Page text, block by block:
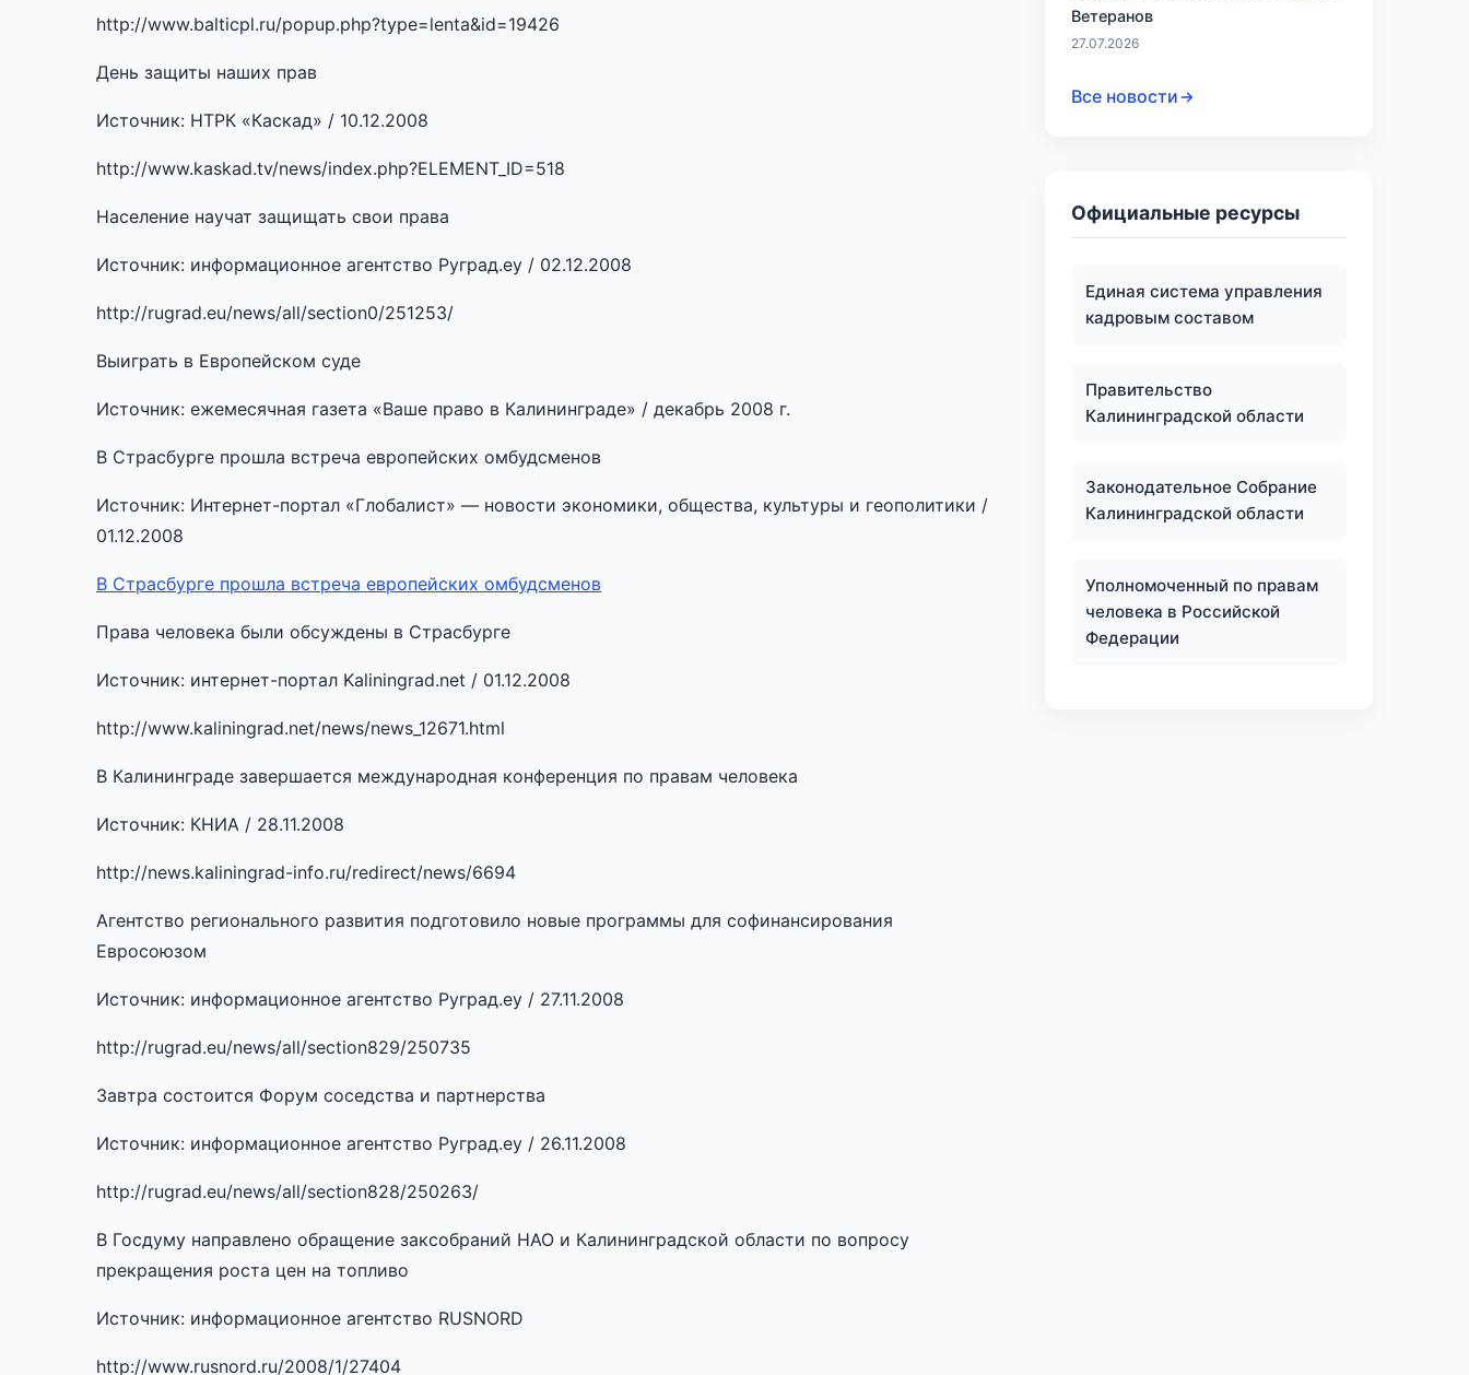
http://www.balticpl.ru/popup.php?type=lenta&id=19426
День защиты наших прав
Источник: НТРК «Каскад» / 10.12.2008
http://www.kaskad.tv/news/index.php?ELEMENT_ID=518
Население научат защищать свои права
Источник: информационное агентство Руград.еу / 02.12.2008
http://rugrad.eu/news/all/section0/251253/
Выиграть в Европейском суде
Источник: ежемесячная газета «Ваше право в Калининграде» / декабрь 2008 г.
В Страсбурге прошла встреча европейских омбудсменов
Источник: Интернет-портал «Глобалист» — новости экономики, общества, культуры и геополитики /
01.12.2008
В Страсбурге прошла встреча европейских омбудсменов
Права человека были обсуждены в Страсбурге
Источник: интернет-портал Kaliningrad.net / 01.12.2008
http://www.kaliningrad.net/news/news_12671.html
В Калининграде завершается международная конференция по правам человека
Источник: КНИА / 28.11.2008
http://news.kaliningrad-info.ru/redirect/news/6694
Агентство регионального развития подготовило новые программы для софинансирования
Евросоюзом
Источник: информационное агентство Руград.еу / 27.11.2008
http://rugrad.eu/news/all/section829/250735
Завтра состоится Форум соседства и партнерства
Источник: информационное агентство Руград.еу / 26.11.2008
http://rugrad.eu/news/all/section828/250263/
В Госдуму направлено обращение заксобраний НАО и Калининградской области по вопросу
прекращения роста цен на топливо
Источник: информационное агентство RUSNORD
http://www.rusnord.ru/2008/1/27404
Ветеранов
27.07.2026
Все новости
Официальные ресурсы
Единая система управления
кадровым составом
Правительство
Калининградской области
Законодательное Собрание
Калининградской области
Уполномоченный по правам
человека в Российской
Федерации